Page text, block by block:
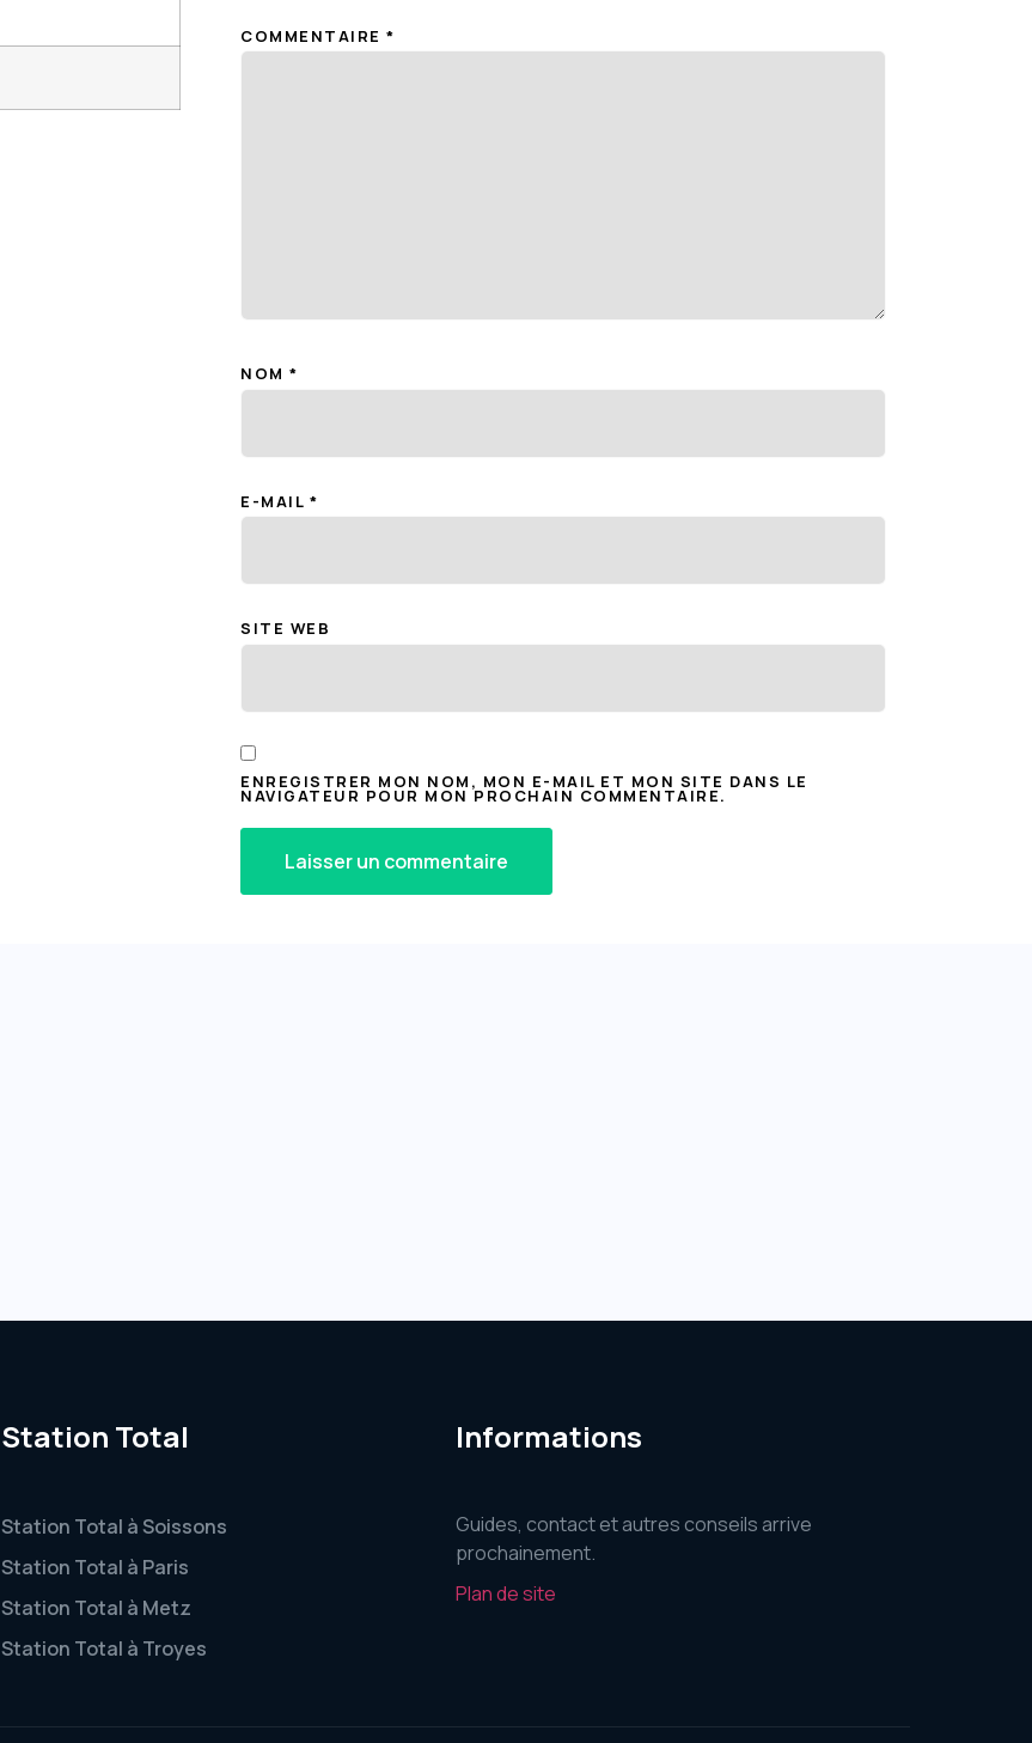
COMMENTAIRE *
NOM *
E-MAIL *
SITE WEB
ENREGISTRER MON NOM, MON E-MAIL ET MON SITE DANS LE
NAVIGATEUR POUR MON PROCHAIN COMMENTAIRE.
Station Total
Station Total à Soissons
Station Total à Paris
Station Total à Metz
Station Total à Troyes
Informations
Guides, contact et autres conseils arrive
prochainement.
Plan de site